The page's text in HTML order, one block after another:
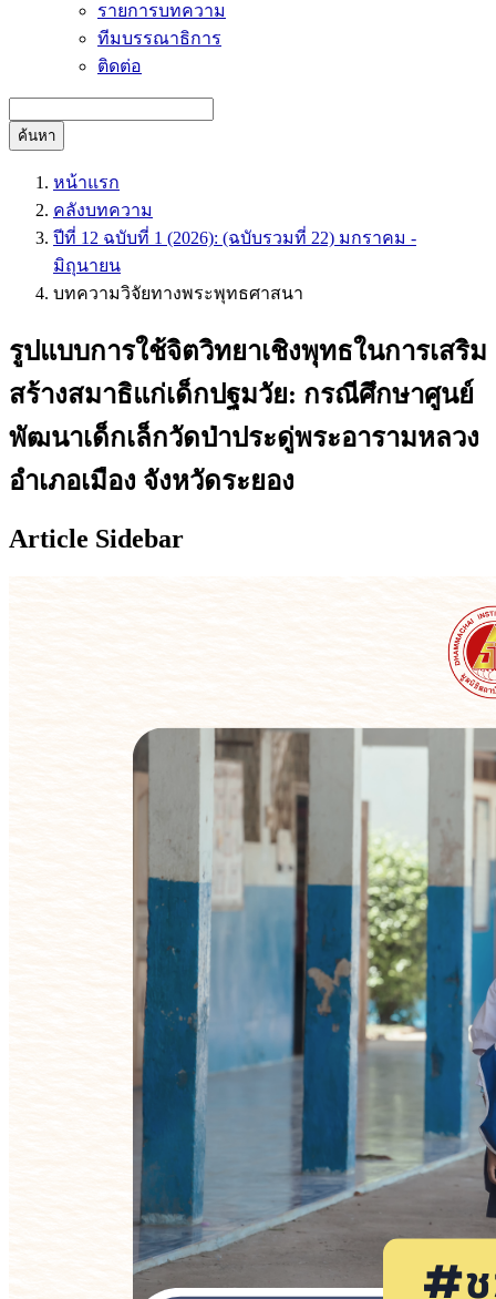
รายการบทความ
ทีมบรรณาธิการ
ติดต่อ
ค้นหา
หน้าแรก
คลังบทความ
ปีที่ 12 ฉบับที่ 1 (2026): (ฉบับรวมที่ 22) มกราคม -
มิถุนายน
บทความวิจัยทางพระพุทธศาสนา
รูปแบบการใช้จิตวิทยาเชิงพุทธในการเสริม
สร้างสมาธิแก่เด็กปฐมวัย: กรณีศึกษาศูนย์
พัฒนาเด็กเล็กวัดป่าประดู่พระอารามหลวง
อำเภอเมือง จังหวัดระยอง
Article Sidebar